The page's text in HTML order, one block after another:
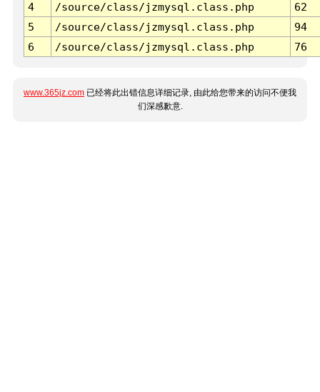
4
/source/class/jzmysql.class.php
62
5
/source/class/jzmysql.class.php
94
6
/source/class/jzmysql.class.php 76
www.365jz.com 已经将此出错信息详细记录, 由此给您带来的访问不便我
们深感歉意.